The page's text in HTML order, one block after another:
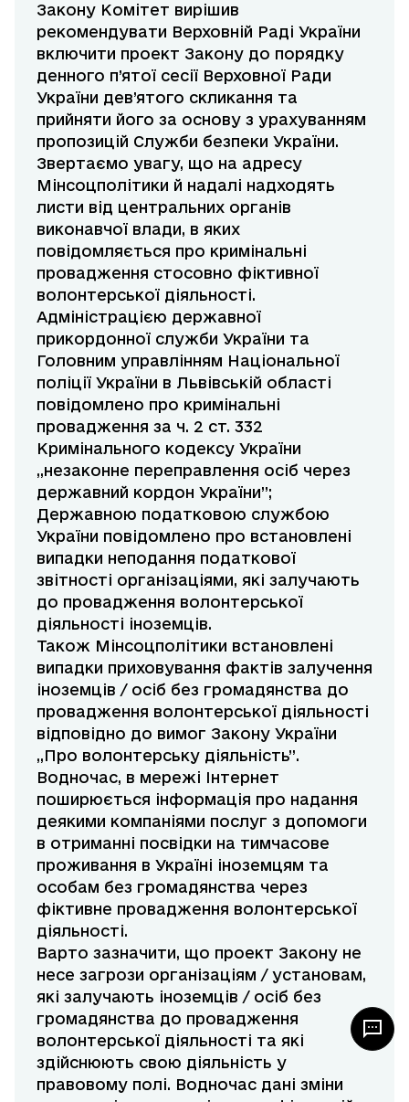
Закону Комітет вирішив
рекомендувати Верховній Раді України
включити проект Закону до порядку
денного п’ятої сесії Верховної Ради
України дев’ятого скликання та
прийняти його за основу з урахуванням
пропозицій Служби безпеки України.
Звертаємо увагу, що на адресу
Мінсоцполітики й надалі надходять
листи від центральних органів
виконавчої влади, в яких
повідомляється про кримінальні
провадження стосовно фіктивної
волонтерської діяльності.
Адміністрацією державної
прикордонної служби України та
Головним управлінням Національної
поліції України в Львівській області
повідомлено про кримінальні
провадження за ч. 2 ст. 332
Кримінального кодексу України
,,незаконне переправлення осіб через
державний кордон України”;
Державною податковою службою
України повідомлено про встановлені
випадки неподання податкової
звітності організаціями, які залучають
до провадження волонтерської
діяльності іноземців.
Також Мінсоцполітики встановлені
випадки приховування фактів залучення
іноземців / осіб без громадянства до
провадження волонтерської діяльності
відповідно до вимог Закону України
,,Про волонтерську діяльність”.
Водночас, в мережі Інтернет
поширюється інформація про надання
деякими компаніями послуг з допомоги
в отриманні посвідки на тимчасове
проживання в Україні іноземцям та
особам без громадянства через
фіктивне провадження волонтерської
діяльності.
Варто зазначити, що проект Закону не
несе загрози організаціям / установам,
які залучають іноземців / осіб без
громадянства до провадження
волонтерської діяльності та які
здійснюють свою діяльність у
правовому полі. Водночас дані зміни